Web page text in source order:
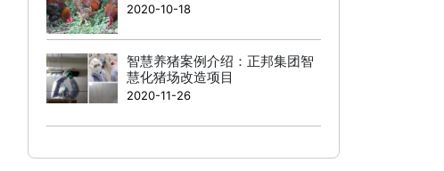
2020-10-18
智慧养猪案例介绍：正邦集团智
慧化猪场改造项目
2020-11-26